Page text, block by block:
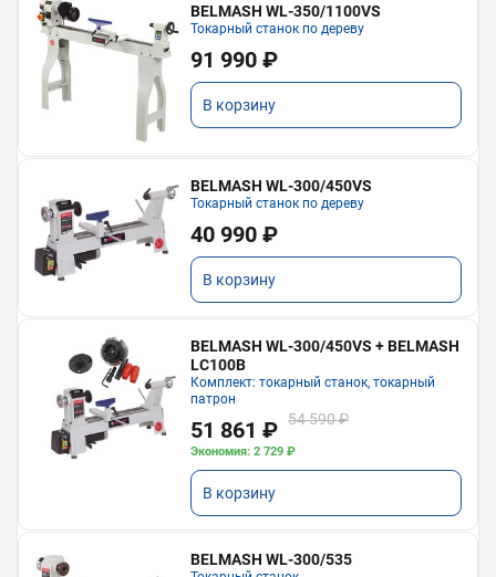
BELMASH WL-350/1100VS
Токарный станок по дереву
91 990 ₽
В корзину
BELMASH WL-300/450VS
Токарный станок по дереву
40 990 ₽
В корзину
BELMASH WL-300/450VS + BELMASH
LC100B
Комплект: токарный станок, токарный
патрон
51 861 ₽ 54 590 ₽
Экономия: 2 729 ₽
В корзину
BELMASH WL-300/535